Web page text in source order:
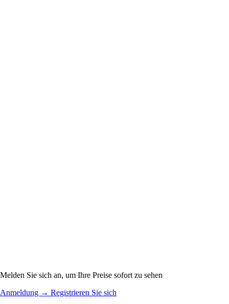
Melden Sie sich an, um Ihre Preise sofort zu sehen
Anmeldung → Registrieren Sie sich